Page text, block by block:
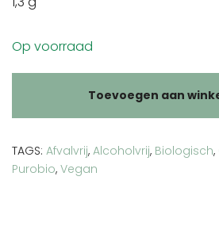
Op voorraad
Toevoegen aan
TAGS: Afvalvrij, Alcoholvrij, Biologisch,
Purobio, Vegan